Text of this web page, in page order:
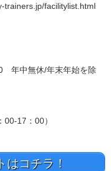
facilitylist.html
年中無休/年末年始を除
17：00）
はコチラ！